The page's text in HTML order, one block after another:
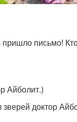
письмо!
Айболит.)
доктор